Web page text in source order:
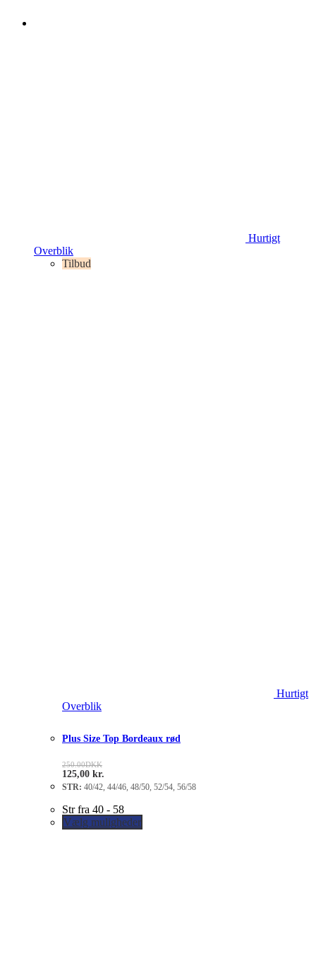
Hurtigt
Overblik
Tilbud
Hurtigt
Overblik
Plus Size Top Bordeaux rød
250.00DKK
125,00 kr.
STR: 40/42, 44/46, 48/50, 52/54, 56/58
Str fra 40 - 58
Vælg muligheder